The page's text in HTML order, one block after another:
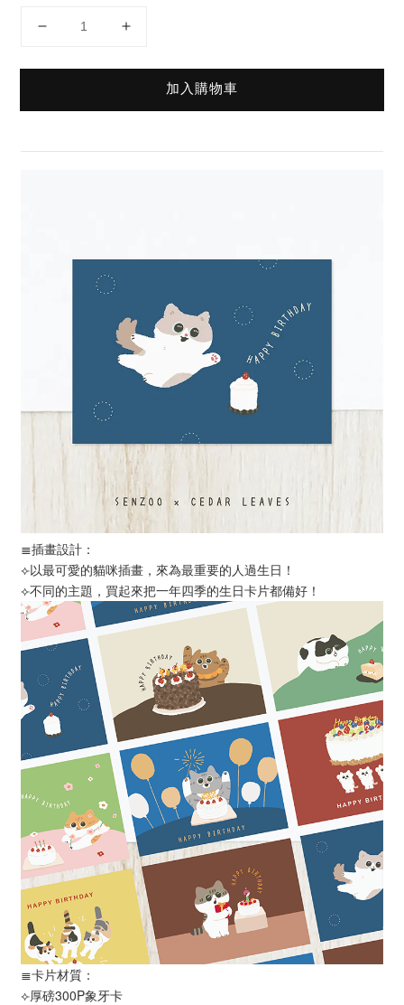
加入購物車
≣插畫設計：
⟣以最可愛的貓咪插畫，來為最重要的人過生日！
⟣不同的主題，買起來把一年四季的生日卡片都備好！
≣卡片材質：
⟣厚磅300P象牙卡